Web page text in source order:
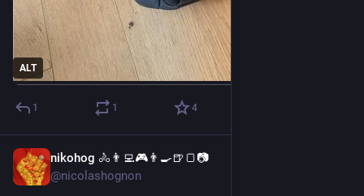
ALT
1 1 4
nikohog 🚴👨‍💻🎮👨‍🍳🍺🍞📷
@nicolashognon